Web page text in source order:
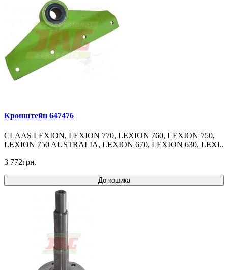
Кронштейн 647476
CLAAS LEXION, LEXION 770, LEXION 760, LEXION 750,
LEXION 750 AUSTRALIA, LEXION 670, LEXION 630, LEXI..
3 772грн.
До кошика